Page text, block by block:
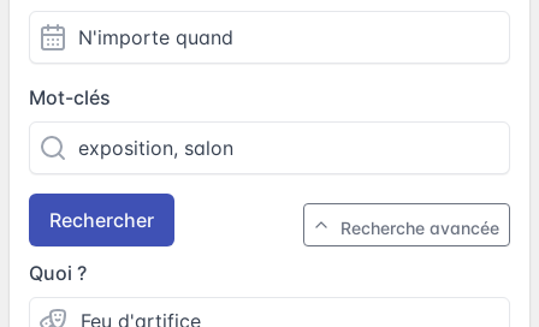
Mot-clés
Rechercher Recherche avancée
Quoi ?